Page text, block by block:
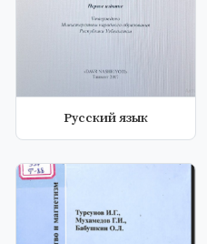
Русский язык